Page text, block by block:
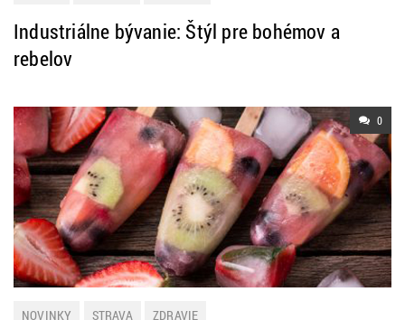
Industriálne bývanie: Štýl pre bohémov a
rebelov
0
NOVINKY STRAVA ZDRAVIE